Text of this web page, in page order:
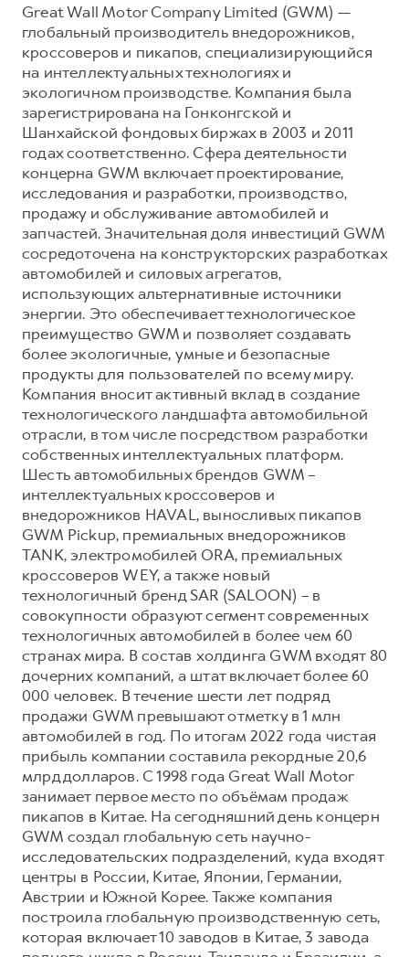
Great Wall Motor Company Limited (GWM) —
глобальный производитель внедорожников,
кроссоверов и пикапов, специализирующийся
на интеллектуальных технологиях и
экологичном производстве. Компания была
зарегистрирована на Гонконгской и
Шанхайской фондовых биржах в 2003 и 2011
годах соответственно. Сфера деятельности
концерна GWM включает проектирование,
исследования и разработки, производство,
продажу и обслуживание автомобилей и
запчастей. Значительная доля инвестиций GWM
сосредоточена на конструкторских разработках
автомобилей и силовых агрегатов,
использующих альтернативные источники
энергии. Это обеспечивает технологическое
преимущество GWM и позволяет создавать
более экологичные, умные и безопасные
продукты для пользователей по всему миру.
Компания вносит активный вклад в создание
технологического ландшафта автомобильной
отрасли, в том числе посредством разработки
собственных интеллектуальных платформ.
Шесть автомобильных брендов GWM –
интеллектуальных кроссоверов и
внедорожников HAVAL, выносливых пикапов
GWM Pickup, премиальных внедорожников
TANK, электромобилей ORA, премиальных
кроссоверов WEY, а также новый
технологичный бренд SAR (SALOON) – в
совокупности образуют сегмент современных
технологичных автомобилей в более чем 60
странах мира. В состав холдинга GWM входят 80
дочерних компаний, а штат включает более 60
000 человек. В течение шести лет подряд
продажи GWM превышают отметку в 1 млн
автомобилей в год. По итогам 2022 года чистая
прибыль компании составила рекордные 20,6
млрд долларов. С 1998 года Great Wall Motor
занимает первое место по объёмам продаж
пикапов в Китае. На сегодняшний день концерн
GWM создал глобальную сеть научно-
исследовательских подразделений, куда входят
центры в России, Китае, Японии, Германии,
Австрии и Южной Корее. Также компания
построила глобальную производственную сеть,
которая включает 10 заводов в Китае, 3 завода